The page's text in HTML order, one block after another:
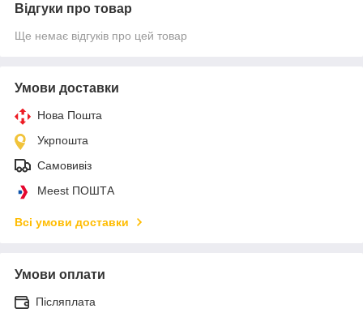
Відгуки про товар
Ще немає відгуків про цей товар
Умови доставки
Нова Пошта
Укрпошта
Самовивіз
Meest ПОШТА
Всі умови доставки
Умови оплати
Післяплата